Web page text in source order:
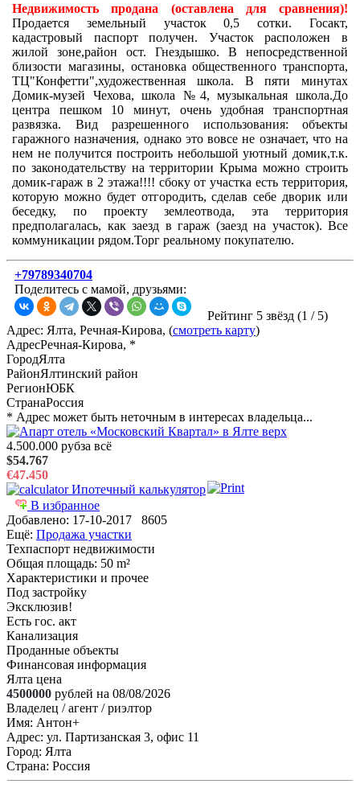
Недвижимость продана (оставлена для сравнения)!
Продается земельный участок 0,5 сотки. Госакт,
кадастровый паспорт получен. Участок расположен в
жилой зоне,район ост. Гнездышко. В непосредственной
близости магазины, остановка общественного транспорта,
ТЦ"Конфетти",художественная школа. В пяти минутах
Домик-музей Чехова, школа №4, музыкальная школа.До
центра пешком 10 минут, очень удобная транспортная
развязка. Вид разрешенного использования: объекты
гаражного назначения, однако это вовсе не означает, что на
нем не получится построить небольшой уютный домик,т.к.
по законодательству на территории Крыма можно строить
домик-гараж в 2 этажа!!!! сбоку от участка есть территория,
которую можно будет отгородить, сделав себе дворик или
беседку, по проекту землеотвода, эта территория
предполагалась, как заезд в гараж (заезд на участок). Все
коммуникации рядом.Торг реальному покупателю.
+79789340704
Поделитесь с мамой, друзьями:
Рейтинг 5 звёзд (1 / 5)
Адрес: Ялта, Речная-Кирова, (смотреть карту)
АдресРечная-Кирова, *
ГородЯлта
РайонЯлтинский район
РегионЮБК
СтранаРоссия
* Адрес может быть неточным в интересах владельца...
4.500.000 рубза всё
$54.767
€47.450
Ипотечный калькулятор
В избранное
Добавлено: 17-10-2017 8605
Ещё: Продажа участки
Техпаспорт недвижимости
Общая площадь: 50 m²
Характеристики и прочее
Под застройку
Эксклюзив!
Есть гос. акт
Канализация
Проданные объекты
Финансовая информация
Ялта цена
4500000 рублей на 08/08/2026
Владелец / агент / риэлтор
Имя: Антон+
Адрес: ул. Партизанская 3, офис 11
Город: Ялта
Страна: Россия